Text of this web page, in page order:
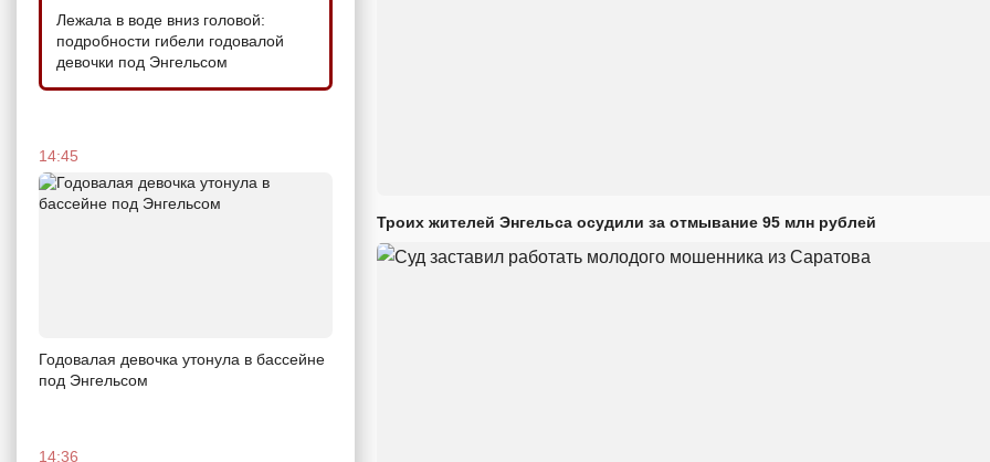
Лежала в воде вниз головой:
подробности гибели годовалой
девочки под Энгельсом
14:45
Годовалая девочка утонула в бассейне
под Энгельсом
14:36
Троих жителей Энгельса осудили за отмывание 95 млн рублей